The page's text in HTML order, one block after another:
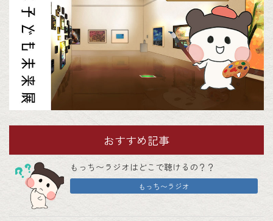
おすすめ記事
もっち〜ラジオはどこで聴けるの？？
もっち〜ラジオ